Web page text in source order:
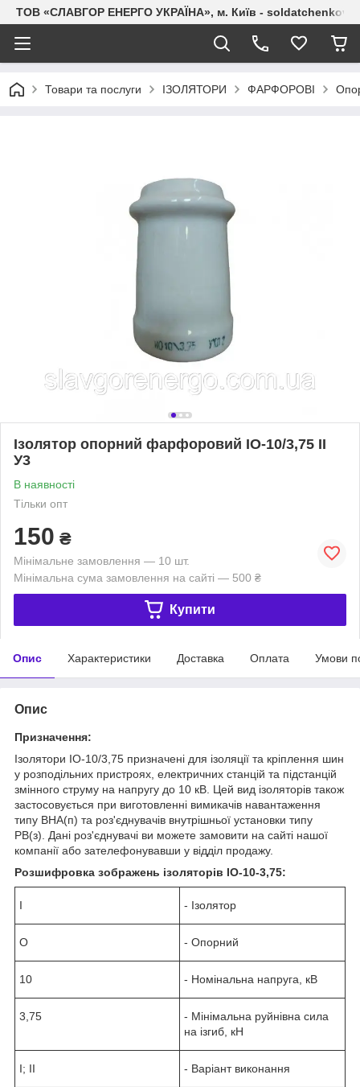
ТОВ «СЛАВГОР ЕНЕРГО УКРАЇНА», м. Київ -
Товари та послуги ІЗОЛЯТОРИ ФАРФОРОВІ
Ізолятор опорний фарфоровий ІО-10/3,75 II
У3
В наявності
Тільки опт
150 ₴
Мінімальне замовлення — 10 шт.
Мінімальна сума замовлення на сайті — 500 ₴
Купити
Опис Характеристики Доставка Оплата Умови
Опис
Призначення:
Ізолятори ІО-10/3,75 призначені для ізоляції та кріплення шин
у розподільних пристроях, електричних станцій та підстанцій
змінного струму на напругу до 10 кВ. Цей вид ізоляторів також
застосовується при виготовленні вимикачів навантаження
типу ВНА(п) та роз'єднувачів внутрішньої установки типу
РВ(з). Дані роз'єднувачі ви можете замовити на сайті нашої
компанії або зателефонувавши у відділ продажу.
Розшифровка зображень ізоляторів ІО-10-3,75:
І - Ізолятор
О - Опорний
10 - Номінальна напруга, кВ
3,75
- Мінімальна руйнівна сила
на ізгиб, кН
I; II - Варіант виконання